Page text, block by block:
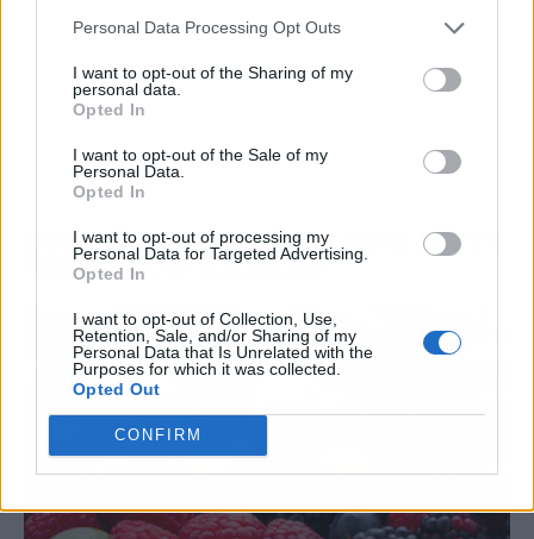
Personal Data Processing Opt Outs
I want to opt-out of the Sharing of my
personal data.
Opted In
I want to opt-out of the Sale of my
Personal Data.
Opted In
I want to opt-out of processing my
Personal Data for Targeted Advertising.
Opted In
I want to opt-out of Collection, Use,
Retention, Sale, and/or Sharing of my
Personal Data that Is Unrelated with the
Purposes for which it was collected.
Opted Out
CONFIRM
IMPACTO AMBIENTAL: UNA DIETA
VERDE CON MATICES